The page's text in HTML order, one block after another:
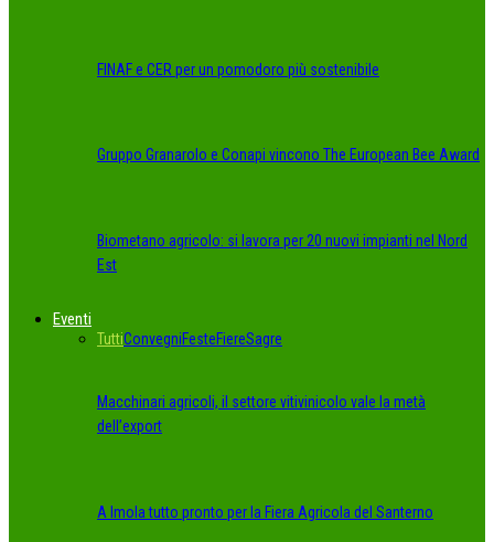
FINAF e CER per un pomodoro più sostenibile
Gruppo Granarolo e Conapi vincono The European Bee Award
Biometano agricolo: si lavora per 20 nuovi impianti nel Nord
Est
Eventi
TuttiConvegniFesteFiereSagre
Macchinari agricoli, il settore vitivinicolo vale la metà
dell’export
A Imola tutto pronto per la Fiera Agricola del Santerno